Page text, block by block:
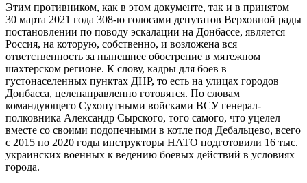
Этим противником, как в этом документе, так и в принятом
30 марта 2021 года 308-ю голосами депутатов Верховной рады
постановлении по поводу эскалации на Донбассе, является
Россия, на которую, собственно, и возложена вся
ответственность за нынешнее обострение в мятежном
шахтерском регионе. К слову, кадры для боев в
густонаселенных пунктах ДНР, то есть на улицах городов
Донбасса, целенаправленно готовятся. По словам
командующего Сухопутными войсками ВСУ генерал-
полковника Александр Сырского, того самого, что уцелел
вместе со своими подопечными в котле под Дебальцево, всего
с 2015 по 2020 годы инструкторы НАТО подготовили 16 тыс.
украинских военных к ведению боевых действий в условиях
города.